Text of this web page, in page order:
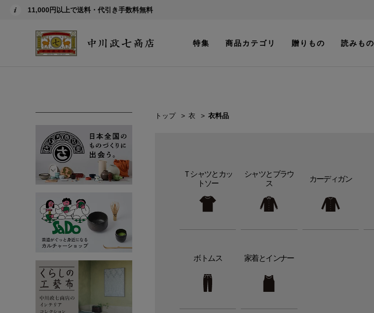
11,000円以上で送料・代引き手数料無料
特集 商品カテゴリ 贈りもの 読みもの
トップ 衣 衣料品
Ｔシャツとカッ
トソー
シャツとブラウ
ス
カーディガン
ボトムス 家着とインナー